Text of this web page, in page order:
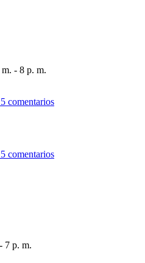
- 8 p. m.
comentarios
comentarios
7 p. m.